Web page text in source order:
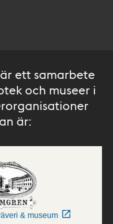
ett samarbete
och museer i
är:
& museum